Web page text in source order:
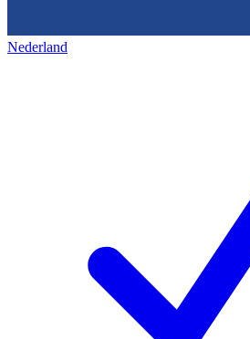
Nederland